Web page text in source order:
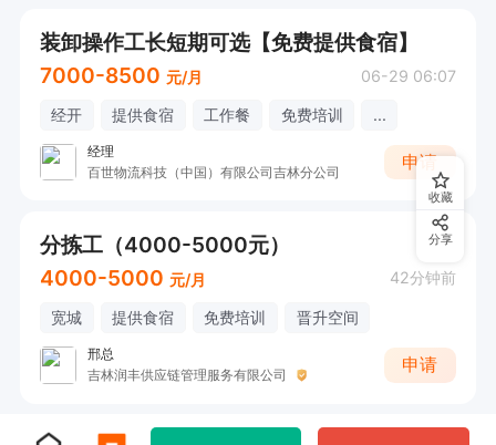
装卸操作工长短期可选【免费提供食宿】
7000-8500 元/月 06-29 06:07
经开 提供食宿 工作餐 免费培训 ...
经理
百世物流科技（中国）有限公司吉林分公司
申请
分拣工（4000-5000元）
4000-5000 元/月 42分钟前
宽城 提供食宿 免费培训 晋升空间
邢总
吉林润丰供应链管理服务有限公司
申请
收藏
分享